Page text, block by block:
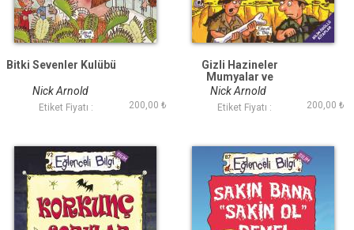
Bitki Sevenler Kulübü
Nick Arnold
Etiket Fiyatı : 200,00 ₺
Gizli Hazineler
Mumyalar ve
Arkeoloji
Nick Arnold
Etiket Fiyatı : 200,00 ₺